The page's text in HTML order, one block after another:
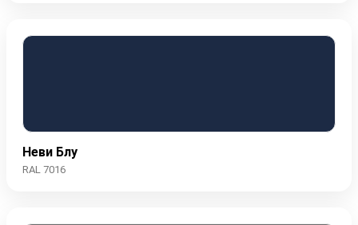
Неви Блу
RAL 7016